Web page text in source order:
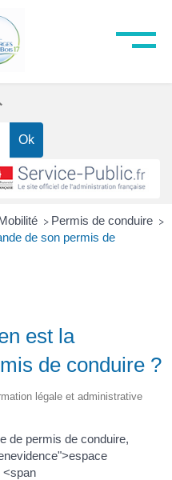
> Permis de conduire >
de son permis de
est la
de conduire ?
légale et administrative
de permis de conduire,
<span